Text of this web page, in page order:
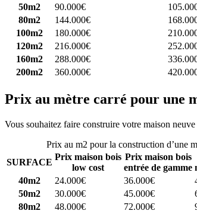
50m2
90.000€
80m2
144.000€
100m2
180.000€
120m2
216.000€
160m2
288.000€
200m2
360.000€
Prix au mètre carré pour une
Vous souhaitez faire construire votre maison
Prix au m2 pour la construction d’une
SURFACE
Prix maison bois
low cost
Prix maison bois
entrée de gamme
40m2
24.000€ 36.000€
50m2
30.000€ 45.000€
80m2
48.000€ 72.000€